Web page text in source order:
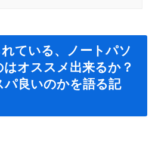
ている、ノートパソ
オススメ出来るか？
パ良いのかを語る記